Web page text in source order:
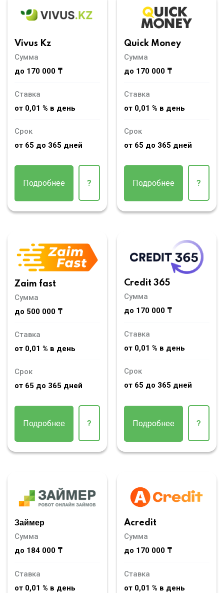
Vivus Kz
Сумма
до 170 000 ₸
Ставка
от 0,01 % в день
Срок
от 65 до 365 дней
Подробнее ?
Quick Money
Сумма
до 170 000 ₸
Ставка
от 0,01 % в день
Срок
от 65 до 365 дней
Подробнее ?
Zaim fast
Сумма
до 500 000 ₸
Ставка
от 0,01 % в день
Срок
от 65 до 365 дней
Подробнее ?
Credit 365
Сумма
до 170 000 ₸
Ставка
от 0,01 % в день
Срок
от 65 до 365 дней
Подробнее ?
Займер
Сумма
до 184 000 ₸
Ставка
от 0,01 % в день
Acredit
Сумма
до 170 000 ₸
Ставка
от 0,01 % в день